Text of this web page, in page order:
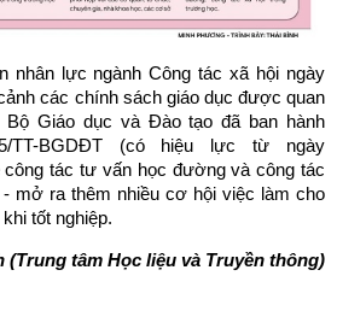
nhân lực ngành Công tác xã hội ngày
các chính sách giáo dục được quan
Giáo dục và Đào tạo đã ban hành
TT-BGDĐT (có hiệu lực từ ngày
công tác tư vấn học đường và công tác
mở ra thêm nhiều cơ hội việc làm cho
tốt nghiệp.
(Trung tâm Học liệu và Truyền thông)